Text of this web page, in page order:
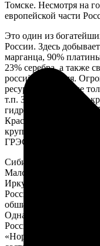
Томске. Несмотря на
европейской части
Это один из
России. Здесь
марганца, 90%
23% серебра, а также
российского угля.
ресурсы, причем не
т.п. Здесь построены
гидроэлектростанции:
Красноярская, Саяно-
крупнейших тепловых
ГРЭС, Норильская и
Сибирский округ
Малоосвоенная
Иркутской области —
России. Точечное
обширную зону
Однако за полярным
России очаг
«Норильский никель».